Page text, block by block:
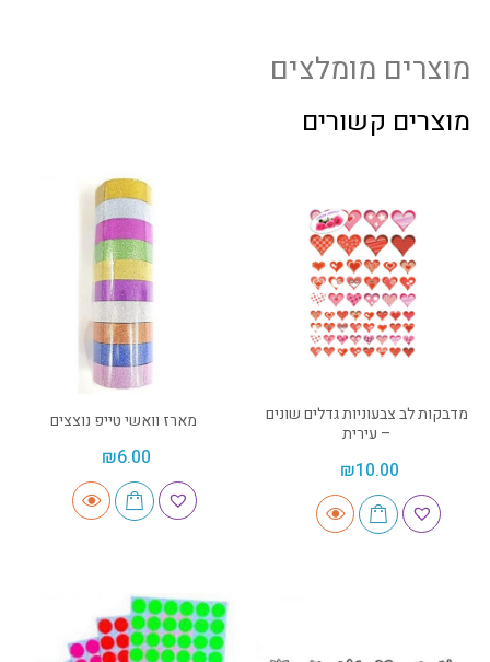
מוצרים מומלצים
מוצרים קשורים
מדבקות לב צבעוניות גדלים שונים
– עירית
₪10.00
מארז וואשי טייפ נוצצים
₪6.00